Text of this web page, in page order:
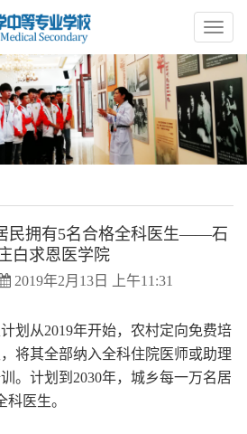
民拥有5名合格全科医生——石
白求恩医学院
2019年2月13日 上午11:31
划从2019年开始，农村定向免费培
将其全部纳入全科住院医师或助理
。计划到 2030年，城乡每一万名居
科医生。